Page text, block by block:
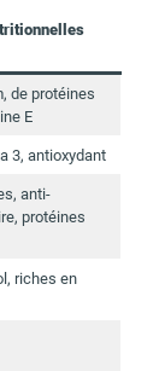
de protéines
E
3, antioxydant
anti-
protéines
riches en